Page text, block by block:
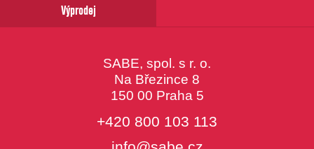
Výprodej
SABE, spol. s r. o.
Na Březince 8
150 00 Praha 5
+420 800 103 113